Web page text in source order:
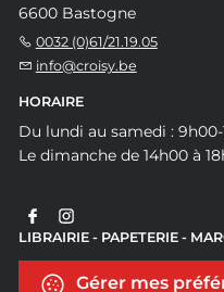
6600 Bastogne
0032 (0)61/21.19.05
info@croisy.be
HORAIRE
Du lundi au samedi : 9h00-
Le dimanche de 14h00 à
LIBRAIRIE - PAPETERIE -
Gérer mes